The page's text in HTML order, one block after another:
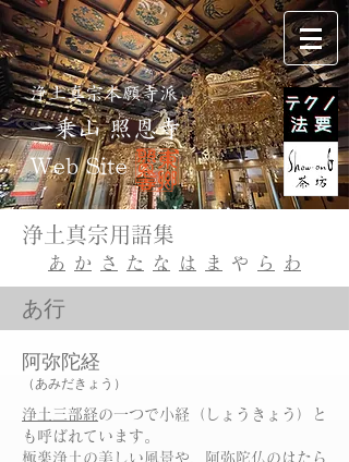
浄土真宗本願寺派
一乗山 照恩寺
Web Site
浄土真宗用語集
あ ​か さ た な は ま や ら わ
​あ行
阿弥陀経
（あみだきょう）
浄土三部経の一つで小経（しょうきょう）と
も呼ばれています。
極楽浄土の美しい風景や、
阿弥陀仏のはたら